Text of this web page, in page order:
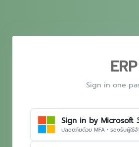
ERP
Sign in one
Sign in by Microsoft
ปลอดภัยด้วย MFA • รองรับผู้ใช้จ